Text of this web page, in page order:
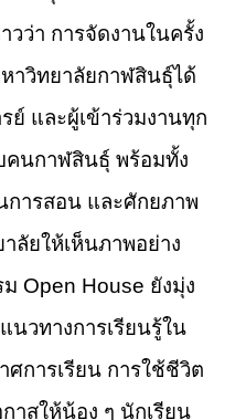
ว่า การจัดงานในครั้ง
าวิทยาลัยกาฬสินธุ์ได้
ย์ และผู้เข้าร่วมงานทุก
นกาฬสินธุ์ พร้อมทั้ง
การสอน และศักยภาพ
ลัยให้เห็นภาพอย่าง
Open House ยังมุ่ง
นวทางการเรียนรู้ใน
การเรียน การใช้ชีวิต
าสให้น้อง ๆ นักเรียน